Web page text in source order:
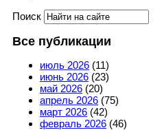
Поиск
Все публикации
июль 2026 (11)
июнь 2026 (23)
май 2026 (20)
апрель 2026 (75)
март 2026 (42)
февраль 2026 (46)